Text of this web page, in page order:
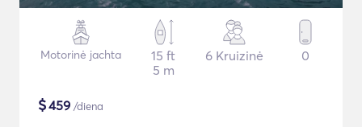
Motorinė jachta
15 ft
5 m
6 Kruizinė 0
$459 /diena